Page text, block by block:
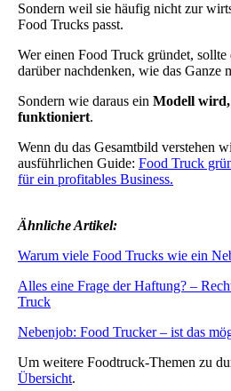
Sondern weil sie häufig nicht zur
Food Trucks passt.
Wer einen Food Truck gründet, sollte
darüber nachdenken, wie das Ganze
Sondern wie daraus ein Modell
funktioniert.
Wenn du das Gesamtbild verstehen
ausführlichen Guide: Food Truck
für ein profitables Business.
Ähnliche Artikel:
Warum viele Food Trucks wie ein
Alles eine Frage der Haftung? –
Truck
Nebenjob: Food Trucker – ist das
Um weitere Foodtruck-Themen zu
Übersicht.